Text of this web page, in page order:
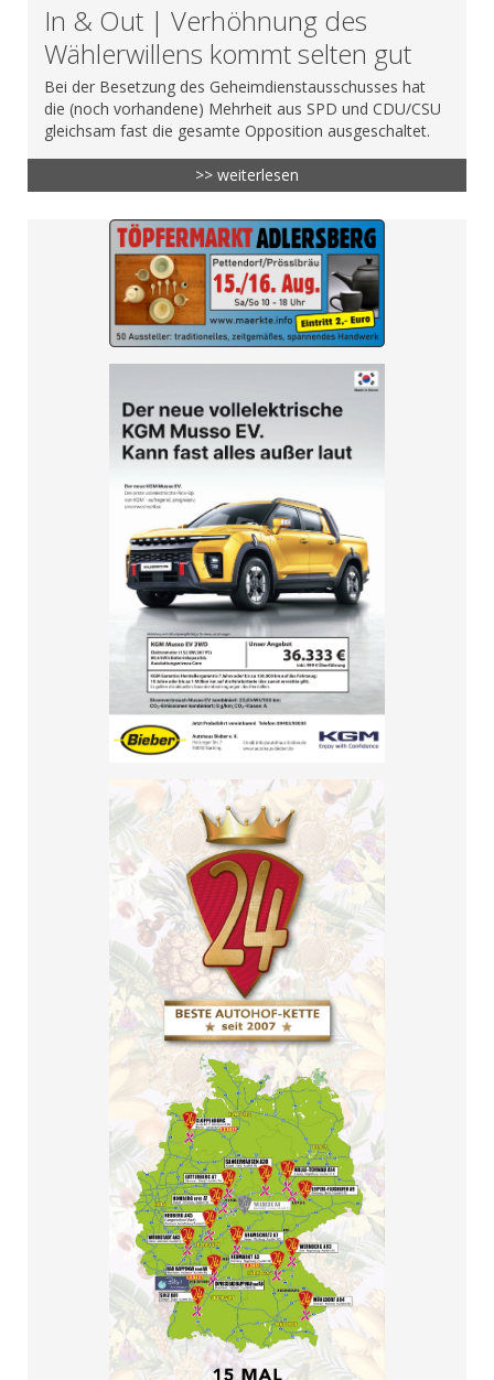
In & Out | Verhöhnung des
Wählerwillens kommt selten gut
Bei der Besetzung des Geheimdienstausschusses hat
die (noch vorhandene) Mehrheit aus SPD und CDU/CSU
gleichsam fast die gesamte Opposition ausgeschaltet.
>> weiterlesen